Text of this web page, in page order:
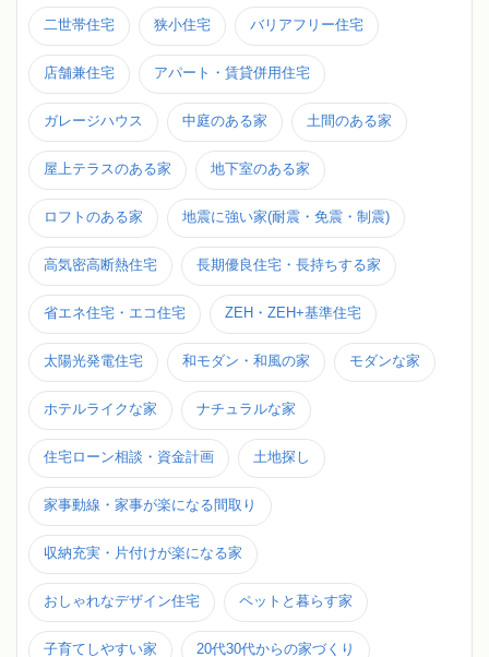
二世帯住宅 狭小住宅 バリアフリー住宅
店舗兼住宅 アパート・賃貸併用住宅
ガレージハウス 中庭のある家 土間のある家
屋上テラスのある家 地下室のある家
ロフトのある家 地震に強い家(耐震・免震・制震)
高気密高断熱住宅 長期優良住宅・長持ちする家
省エネ住宅・エコ住宅 ZEH・ZEH+基準住宅
太陽光発電住宅 和モダン・和風の家 モダンな家
ホテルライクな家 ナチュラルな家
住宅ローン相談・資金計画 土地探し
家事動線・家事が楽になる間取り
収納充実・片付けが楽になる家
おしゃれなデザイン住宅 ペットと暮らす家
子育てしやすい家 20代30代からの家づくり